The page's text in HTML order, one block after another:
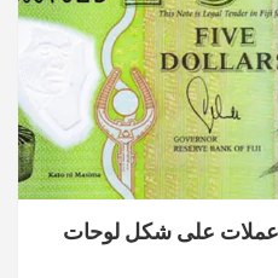
: عملات على شكل لوحات